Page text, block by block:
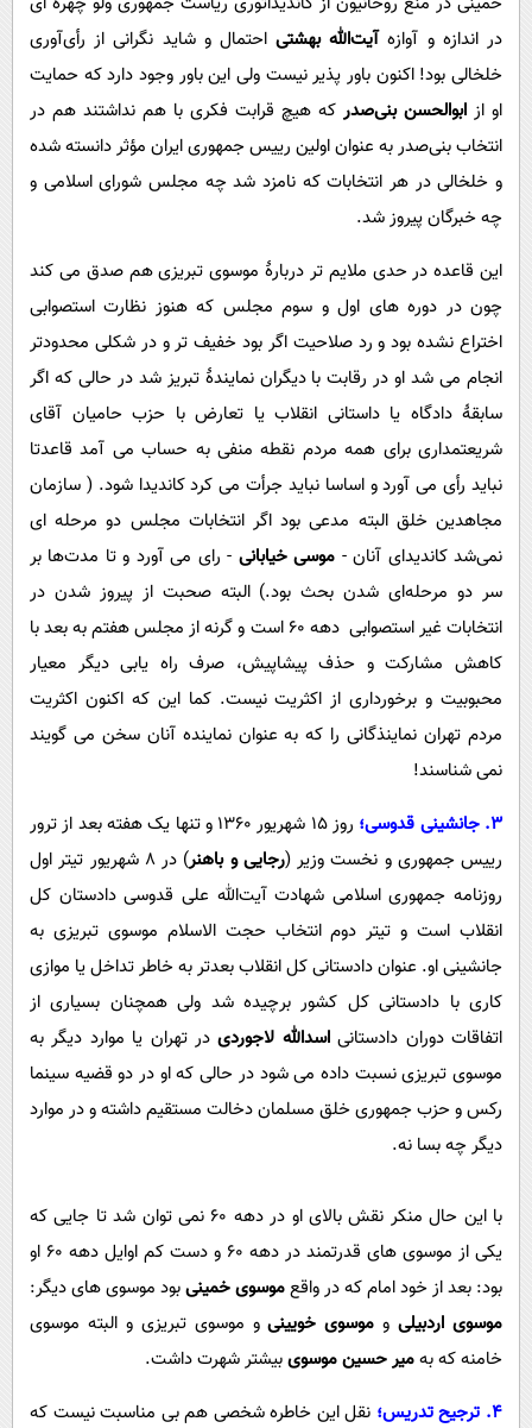
در اندازه و آوازهآیت‌الله بهشتیاحتمال و شاید نگرانی از رأی‌آوری
خلخالی بود! اکنون باور پذیر نیست ولی این باور وجود دارد که حمایت
او از ابوالحسن بنی‌صدر که هیچ قرابت فکری با هم نداشتند هم در
انتخاب بنی‌صدر به عنوان اولین رییس جمهوری ایران مؤثر دانسته شده
و خلخالی در هر انتخابات که نامزد شد چه مجلس شورای اسلامی و
چه خبرگان پیروز شد.
این قاعده در حدی ملایم تر دربارۀ موسوی تبریزی هم صدق می کند
چون در دوره های اول و سوم مجلس که هنوز نظارت استصوابی
اختراع نشده بود و رد صلاحیت اگر بود خفیف تر و در شکلی محدودتر
انجام می شد او در رقابت با دیگران نمایندۀ تبریز شد در حالی که اگر
سابقۀ دادگاه یا داستانی انقلاب یا تعارض با حزب حامیان آقای
شریعتمداری برای همه مردم نقطه منفی به حساب می آمد قاعدتا
نباید رأی می آورد و اساسا نباید جرأت می کرد کاندیدا شود. ( سازمان
مجاهدین خلق البته مدعی بود اگر انتخابات مجلس دو مرحله ای
نمی‌شد کاندیدای آنان - موسی خیابانی - رای می آورد و تا مدت‌ها بر
سر دو مرحله‌ای شدن بحث بود.) البته صحبت از پیروز شدن در
انتخابات غیر استصوابی دهه 60 است و گرنه از مجلس هفتم به بعد با
کاهش مشارکت و حذف پیشاپیش، صرف راه یابی دیگر معیار
محبوبیت و برخورداری از اکثریت نیست. کما این که اکنون اکثریت
مردم تهران نماینذگانی را که به عنوان نماینده آنان سخن می گویند
نمی شناسند!
3. جانشینی قدوسی؛
روز 15 شهریور 1360 و تنها یک هفته بعد از ترور
رییس جمهوری و نخست وزیر (‌رجایی و باهنر
) در 8 شهریور تیتر اول
روزنامه جمهوری اسلامی شهادت آیت‌الله علی قدوسی دادستان کل
انقلاب است و تیتر دوم انتخاب حجت الاسلام موسوی تبریزی به
جانشینی او. عنوان دادستانی کل انقلاب بعدتر به خاطر تداخل یا موازی
کاری با دادستانی کل کشور برچیده شد ولی همچنان بسیاری از
اتفاقات دوران دادستانیاسدالله لاجوردیدر تهران یا موارد دیگر به
موسوی تبریزی نسبت داده می شود در حالی که او در دو قضیه سینما
رکس و حزب جمهوری خلق مسلمان دخالت مستقیم داشته و در موارد
دیگر چه بسا نه.
با این حال منکر نقش بالای او در دهه 60 نمی توان شد تا جایی که
یکی از موسوی های قدرتمند در دهه 60 و دست کم اوایل دهه 60 او
بود: بعد از خود امام که در واقعموسوی خمینیبود موسوی های دیگر:
موسوی اردبیلیو موسوی خویینیو موسوی تبریزی و البته موسوی
خامنه که بهمیر حسین موسویبیشتر شهرت داشت.
4. ترجیح تدریس؛
نقل این خاطره شخصی هم بی مناسبت نیست که